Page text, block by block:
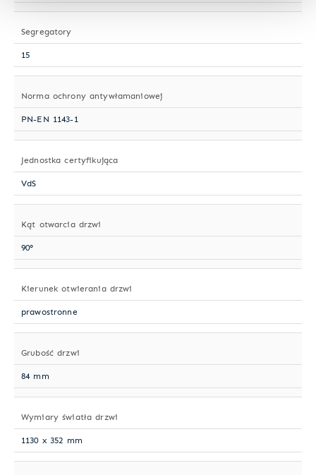
Segregatory
15
Norma ochrony antywłamaniowej
PN-EN 1143-1
Jednostka certyfikująca
VdS
Kąt otwarcia drzwi
90°
Kierunek otwierania drzwi
prawostronne
Grubość drzwi
84 mm
Wymiary światła drzwi
1130 x 352 mm